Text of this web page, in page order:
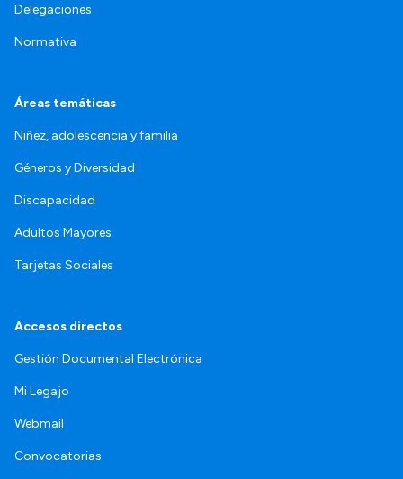
Delegaciones
Normativa
Áreas temáticas
Niñez, adolescencia y familia
Géneros y Diversidad
Discapacidad
Adultos Mayores
Tarjetas Sociales
Accesos directos
Gestión Documental Electrónica
Mi Legajo
Webmail
Convocatorias